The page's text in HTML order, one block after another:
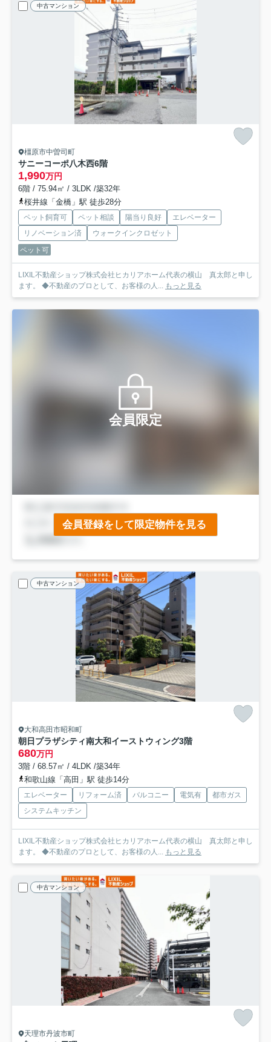
中古マンション
橿原市中曽司町
サニーコーポ八木西6階
1,990万円
6階 / 75.94㎡ / 3LDK /築32年
桜井線「金橋」駅 徒歩28分
ペット飼育可 ペット相談 陽当り良好
エレベーター
リノベーション済
ウォークインクロゼット
ペット可
LIXIL不動産ショップ株式会社ヒカリアホーム代表の横山 真太郎と申し
ます。 ◆不動産のプロとして、お客様の人... もっと見る
会員限定
会員登録をして限定物件を見る
中古マンション
大和高田市昭和町
朝日プラザシティ南大和イーストウィング3階
680万円
3階 / 68.57㎡ / 4LDK /築34年
和歌山線「高田」駅 徒歩14分
エレベーター リフォーム済 バルコニー 電気有
都市ガス
システムキッチン
LIXIL不動産ショップ株式会社ヒカリアホーム代表の横山 真太郎と申し
ます。 ◆不動産のプロとして、お客様の人... もっと見る
中古マンション
天理市丹波市町